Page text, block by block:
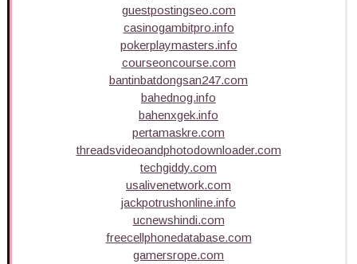
guestpostingseo.com
casinogambitpro.info
pokerplaymasters.info
courseoncourse.com
bantinbatdongsan247.com
bahednog.info
bahenxgek.info
pertamaskre.com
threadsvideoandphotodownloader.com
techgiddy.com
usalivenetwork.com
jackpotrushonline.info
ucnewshindi.com
freecellphonedatabase.com
gamersrope.com